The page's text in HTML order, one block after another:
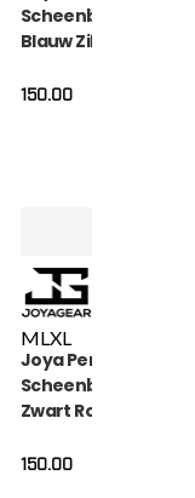
Scheenbeschermers
Blauw Zilver
150.00
ML XL
Joya Performance
Scheenbeschermers
Zwart Rood
150.00